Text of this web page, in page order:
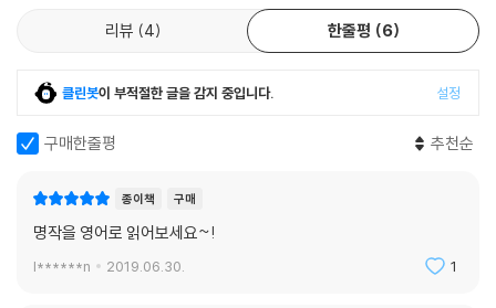
리뷰 4 한줄평 6
클린봇이 부적절한 글을 감지 중입니다. 설정
구매한줄평 추천순
종이책 구매
명작을 영어로 읽어보세요~!
l******n 2019.06.30. 1